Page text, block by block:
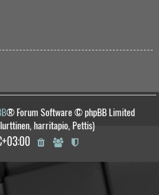
® Forum Software © phpBB Limited
harritapio, Pettis)